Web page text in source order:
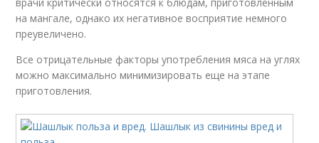
на мангале, однако их негативное восприятие немного
преувеличено.
Все отрицательные факторы употребления мяса на углях
можно максимально минимизировать еще на этапе
приготовления.